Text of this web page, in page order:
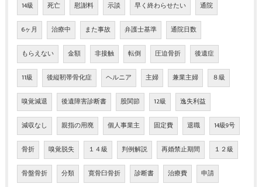
14級 死亡 慰謝料 示談 早く終わらせたい 通院
6ヶ月 治療中 また事故 弁護士基準 通院日数
もらえない 金額 非接触 転倒 圧迫骨折 後遺症
11級 後縦靭帯骨化症 ヘルニア 主婦 兼業主婦 ８級
嗅覚減退 後遺障害診断書 股関節 12級 逸失利益
減収なし 親指の用廃 個人事業主 固定費 退職 14級9号
骨折 嗅覚脱失 １４級 判例解説 再婚禁止期間 １２級
骨盤骨折 分類 寛骨臼骨折 診断書 治療費 申請